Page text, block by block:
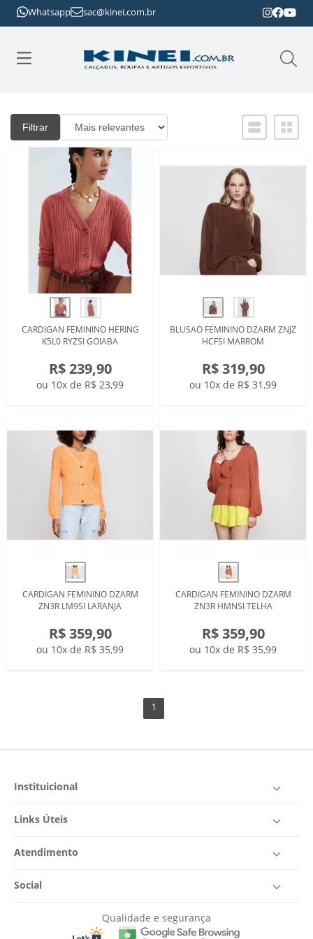
Whatsapp sac@kinei.com.br
Filtrar
CARDIGAN FEMININO HERING
K5L0 RYZSI GOIABA
R$ 239,90
ou 10x de R$ 23,99
BLUSAO FEMININO DZARM ZNJZ
HCFSI MARROM
R$ 319,90
ou 10x de R$ 31,99
CARDIGAN FEMININO DZARM
ZN3R LM9SI LARANJA
R$ 359,90
ou 10x de R$ 35,99
CARDIGAN FEMININO DZARM
ZN3R HMNSI TELHA
R$ 359,90
ou 10x de R$ 35,99
1
Instituicional
Links Úteis
Atendimento
Social
Qualidade e segurança